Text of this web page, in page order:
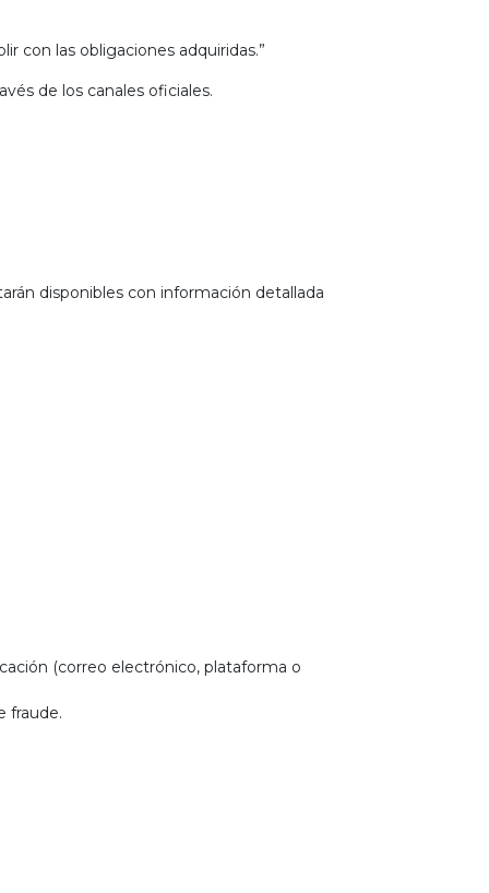
con las obligaciones adquiridas.”
de los canales oficiales.
disponibles con información detallada
(correo electrónico, plataforma o
fraude.